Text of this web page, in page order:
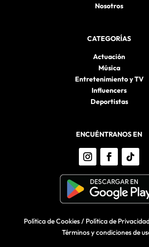
Nosotros
CATEGORÍAS
Actuación
Música
Entretenimiento y TV
Influencers
Deportistas
ENCUÉNTRANOS EN
Política de Cookies/ Política de
Términos y condiciones de